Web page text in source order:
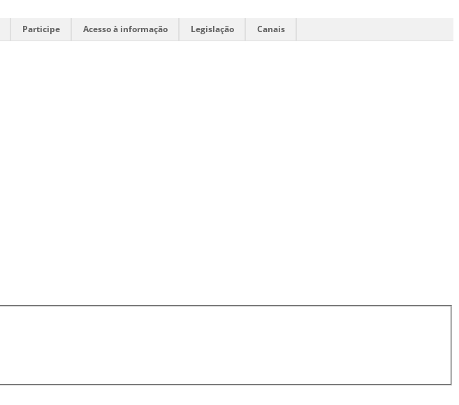
Participe Acesso à informação Legislação Canais